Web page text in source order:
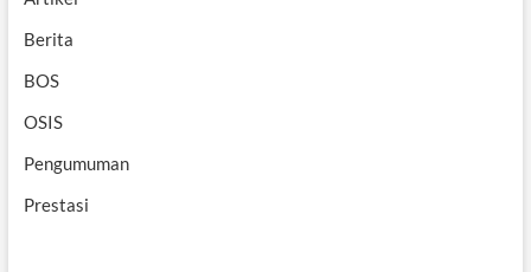
Berita
BOS
OSIS
Pengumuman
Prestasi